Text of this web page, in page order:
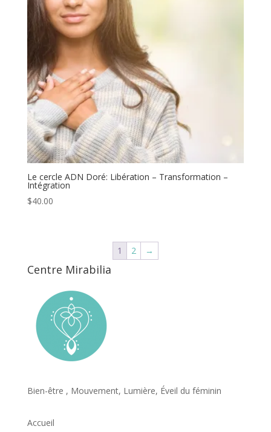
Le cercle ADN Doré: Libération – Transformation –
Intégration
$40.00
1 2 →
Centre Mirabilia
Bien-être , Mouvement, Lumière, Éveil du féminin
Accueil